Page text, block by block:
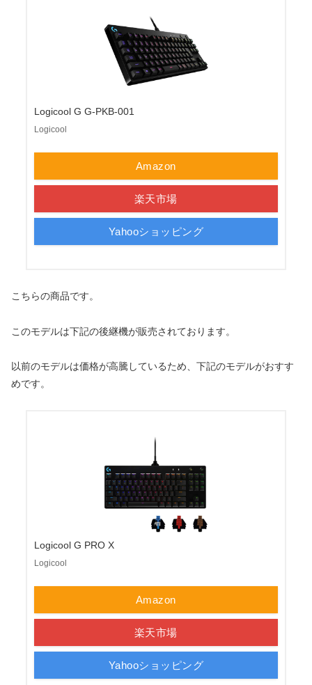
Logicool G G-PKB-001
Logicool
Amazon
楽天市場
Yahooショッピング
こちらの商品です。
このモデルは下記の後継機が販売されております。
以前のモデルは価格が高騰しているため、下記のモデルがおすす
めです。
Logicool G PRO X
Logicool
Amazon
楽天市場
Yahooショッピング